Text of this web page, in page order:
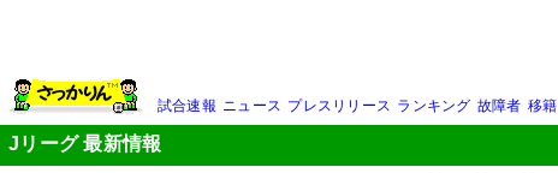
試合速報 ニュース プレスリリース ランキング 故障者 移籍
Jリーグ 最新情報